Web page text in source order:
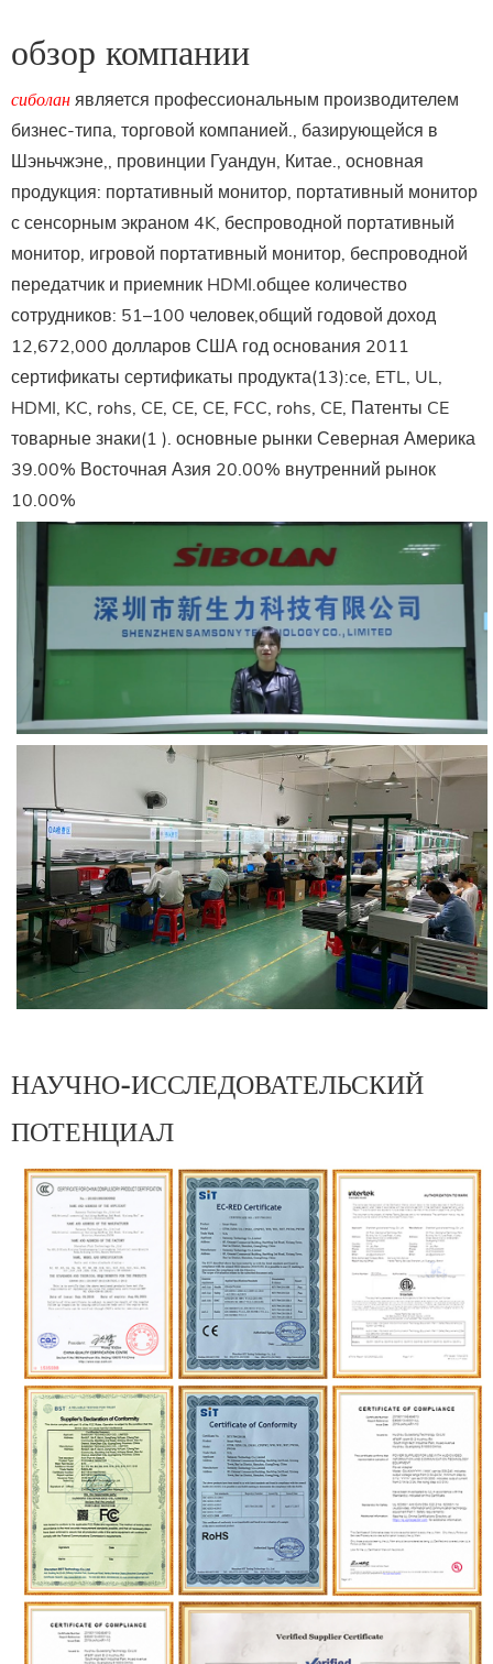
обзор компании
сиболанявляется профессиональным производителем
бизнес-типа, торговой компанией., базирующейся в
Шэньчжэне,, провинции Гуандун, Китае., основная
продукция: портативный монитор, портативный монитор
с сенсорным экраном 4K, беспроводной портативный
монитор, игровой портативный монитор, беспроводной
передатчик и приемник HDMI.общее количество
сотрудников: 51–100 человек,общий годовой доход
12,672,000 долларов США год основания 2011
сертификаты сертификаты продукта(13):ce, ETL, UL,
HDMI, KC, rohs, CE, CE, CE, FCC, rohs, CE, Патенты CE
товарные знаки(1 ). основные рынки Северная Америка
39.00% Восточная Азия 20.00% внутренний рынок
10.00%
НАУЧНО-ИССЛЕДОВАТЕЛЬСКИЙ
ПОТЕНЦИАЛ